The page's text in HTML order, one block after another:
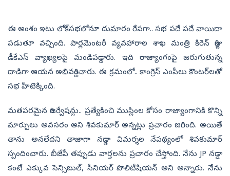
ఈ అంశం ఇటు లోక్‌సభలోనూ దుమారం రేపగా.. సభ పదే పదే వాయిదా
పడుతూ వచ్చింది. పార్లమెంటరీ వ్యవహారాల శాఖ మంత్రి కిరెన్‌ రిజ్జు
డీకేఎస్‌ వ్యాఖ్యలపై మండిపడ్డారు. ఇది రాజ్యాంగంపై జరుగుతున్న
దాడిగా ఆయన అభివర్ణించారు. ఈ క్రమంలో.. కాంగ్రెస్‌ ఎంపీలు కౌంటర్‌లతో
సభ హీటెక్కింది.
మతపరమైన రిజర్వేషన్లు.. ప్రత్యేకించి ముస్లింల కోసం రాజ్యాంగానికి కొన్ని
మార్పులు అవసరం అని శివకుమార్‌ అన్నట్లు ప్రచారం జరిగింది. అయితే
తాను అనలేదని తాజాగా నడ్డా విమర్శల నేపథ్యంలో శివకుమార్‌
స్పందించారు. బీజేపీ తప్పుడు వార్తలను ప్రచారం చేస్తోంది. నేను JP నడ్డా
కంటే ఎక్కువ సెన్సిబుల్, సీనియర్ పొలిటీషియన్ అని అన్నారు. నేను